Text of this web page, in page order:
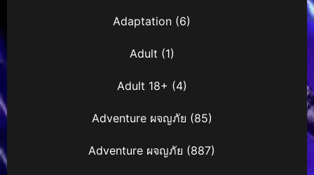
Adaptation (6)
Adult (1)
Adult 18+ (4)
Adventure ผจญภัย (85)
Adventure ผจญภัย (887)